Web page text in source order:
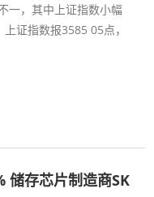
一，其中上证指数小幅
证指数报3585 05点，
储存芯片制造商SK